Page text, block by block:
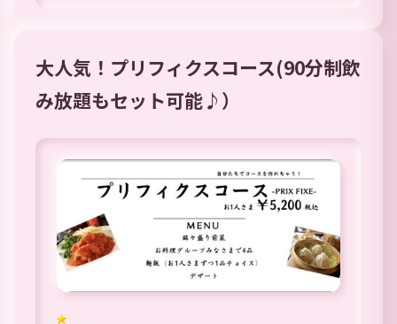
大人気！プリフィクスコース(90分制飲
み放題もセット可能♪）